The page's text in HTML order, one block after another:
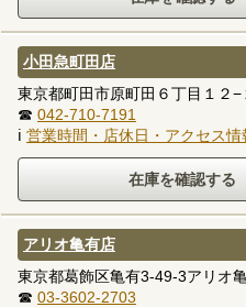
小田急町田店
東京都町田市原町田６丁目１２
☎ 042-710-7191
ℹ 営業時間・店休日・アクセス情
アリオ亀有店
東京都葛飾区亀有3-49-3アリオ
☎ 03-3602-2703